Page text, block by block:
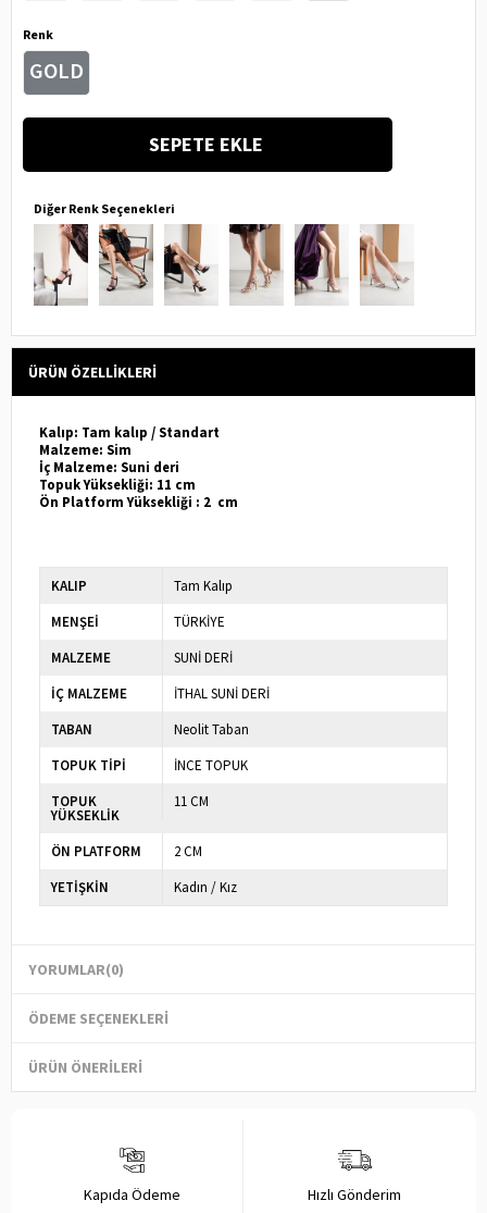
Renk
GOLD
Diğer Renk Seçenekleri
ÜRÜN ÖZELLIKLERI
Kalıp: Tam kalıp / Standart
Malzeme: Sim
İç Malzeme: Suni deri
Topuk Yüksekliği: 11 cm
Ön Platform Yüksekliği : 2 cm
KALIP
Tam Kalıp
MENŞEİ
TÜRKİYE
MALZEME
SUNİ DERİ
İÇ MALZEME
İTHAL SUNİ DERİ
TABAN
Neolit Taban
TOPUK TİPİ
İNCE TOPUK
TOPUK
YÜKSEKLİK
11 CM
ÖN PLATFORM
2 CM
YETİŞKİN
Kadın / Kız
YORUMLAR(0)
ÖDEME SEÇENEKLERI
ÜRÜN ÖNERILERI
Kapıda Ödeme Hızlı Gönderim